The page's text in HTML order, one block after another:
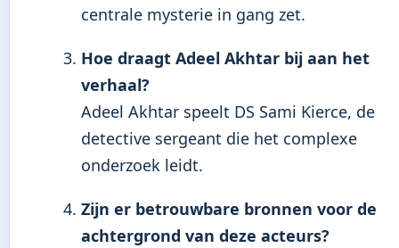
centrale mysterie in gang zet.
Hoe draagt Adeel Akhtar bij aan het
verhaal?
Adeel Akhtar speelt DS Sami Kierce, de
detective sergeant die het complexe
onderzoek leidt.
Zijn er betrouwbare bronnen voor de
achtergrond van deze acteurs?